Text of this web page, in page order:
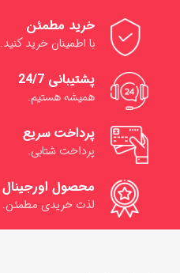
خرید مطمئن
با اطمینان خرید کنید.
پشتیبانی 24/7
همیشه هستیم.
پرداخت سریع
پرداخت شتابی.
محصول اورجینال
لذت خریدی مطمئن.